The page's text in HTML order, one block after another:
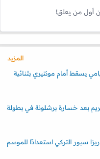
أول من يعلق!
المزيد
يسقط أمام مونتيري بثنائية
بعد خسارة برشلونة في بطولة
سبور التركي استعدادًا للموسم